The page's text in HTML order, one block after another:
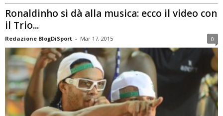
Ronaldinho si dà alla musica: ecco il video con
il Trio...
Redazione BlogDiSport - Mar 17, 2015 0